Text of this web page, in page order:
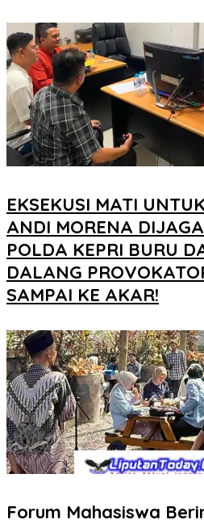
EKSEKUSI MATI
ANDI MORENA
POLDA KEPRI BURU
DALANG
SAMPAI KE AKAR!
Forum Mahasiswa